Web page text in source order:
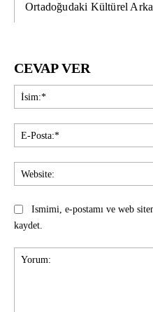
Ortadoğudaki Kültürel Arka
CEVAP VER
Ismimi, e-postamı ve web
kaydet.